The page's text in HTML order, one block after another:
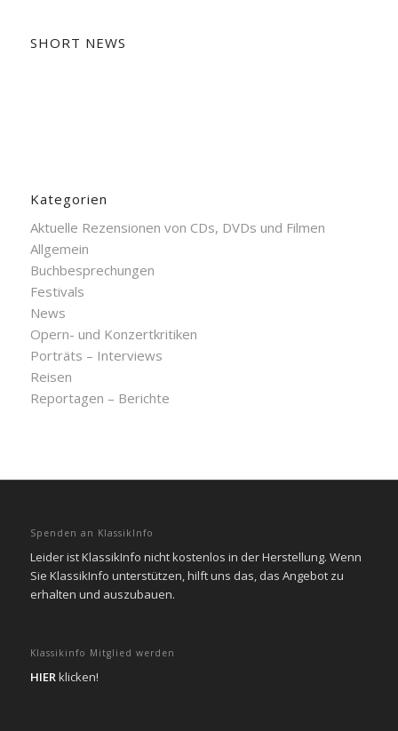
SHORT NEWS
Kategorien
Aktuelle Rezensionen von CDs, DVDs und Filmen
Allgemein
Buchbesprechungen
Festivals
News
Opern- und Konzertkritiken
Porträts – Interviews
Reisen
Reportagen – Berichte
Spenden an KlassikInfo
Leider ist KlassikInfo nicht kostenlos in der Herstellung. Wenn
Sie KlassikInfo unterstützen, hilft uns das, das Angebot zu
erhalten und auszubauen.
Klassikinfo Mitglied werden
HIERklicken!